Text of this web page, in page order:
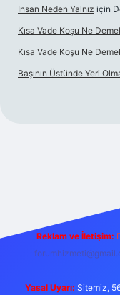
Insan Neden Yalnız için
Kısa Vade Koşu Ne
Kısa Vade Koşu Ne
Başının Üstünde Yeri
Reklam ve İletişim:
Yasal Uyarı: Sitemiz,